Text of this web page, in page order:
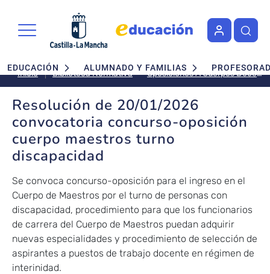
Navegación principal
EDUCACIÓN ALUMNADO Y FAMILIAS
Inicio Biblioteca Normativa Oposiciones A Cuerpos Docentes
Resolución de 20/01/2026
convocatoria concurso-oposición
cuerpo maestros turno
discapacidad
Se convoca concurso-oposición para el ingreso en el
Cuerpo de Maestros por el turno de personas con
discapacidad, procedimiento para que los funcionarios
de carrera del Cuerpo de Maestros puedan adquirir
nuevas especialidades y procedimiento de selección de
aspirantes a puestos de trabajo docente en régimen de
interinidad.